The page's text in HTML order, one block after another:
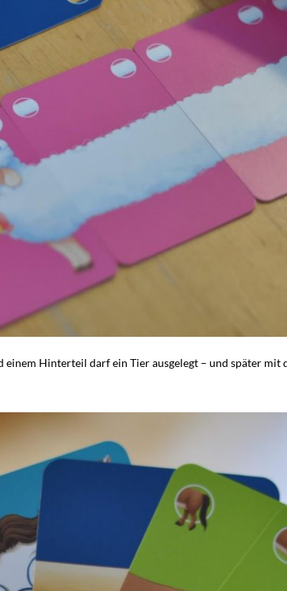
Hinterteil darf ein Tier ausgelegt – und später mit